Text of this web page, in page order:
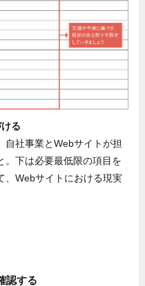
る
自社事業とWebサイトが担
。下は必要最低限の項目を
、Webサイトにおける現実
認する